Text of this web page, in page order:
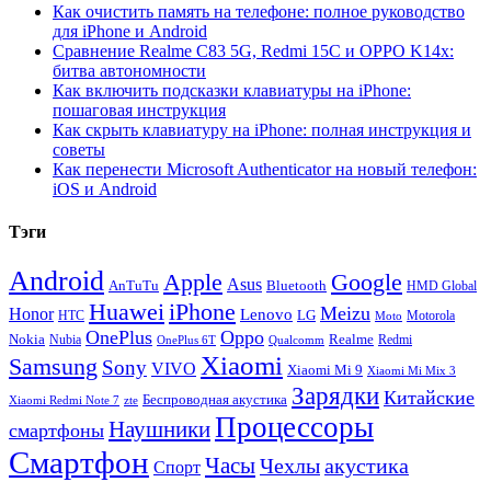
Как очистить память на телефоне: полное руководство
для iPhone и Android
Сравнение Realme C83 5G, Redmi 15C и OPPO K14x:
битва автономности
Как включить подсказки клавиатуры на iPhone:
пошаговая инструкция
Как скрыть клавиатуру на iPhone: полная инструкция и
советы
Как перенести Microsoft Authenticator на новый телефон:
iOS и Android
Тэги
Android AnTuTu Apple Asus Bluetooth Google HMD Global
Honor HTC HuaweiiPhone Lenovo LG Meizu Moto Motorola
Nokia Nubia OnePlus OnePlus 6T Oppo Qualcomm Realme Redmi
Samsung Sony VIVO Xiaomi Xiaomi Mi 9 Xiaomi Mi Mix 3
Xiaomi Redmi Note 7 zte Беспроводная акустика Зарядки Китайские
смартфоны НаушникиПроцессоры
Смартфон Спорт ЧасыЧехлыакустика